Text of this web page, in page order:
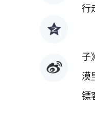
行
子
漠
镖